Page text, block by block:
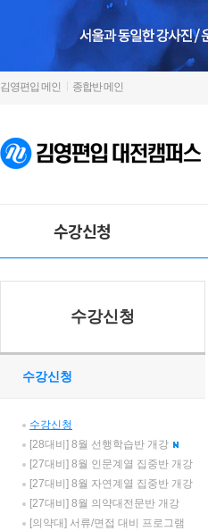
김영편입 메인 종합반 메인
수강신청
수강신청
수강신청
수강신청
[28대비] 8월 선행학습반 개강
[27대비] 8월 인문계열 집중반 개강
[27대비] 8월 자연계열 집중반 개강
[27대비] 8월 의약대전문반 개강
[의약대] 서류/면접 대비 프로그램